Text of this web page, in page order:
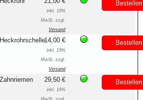
inkl. 19%
MwSt. zzgl.
Versand
Bestellen
Heckrohrschelle14,00 €
inkl. 19%
MwSt. zzgl.
Versand
Bestellen
Zahnriemen 29,50 €
inkl. 19%
MwSt. zzgl.
Bestellen